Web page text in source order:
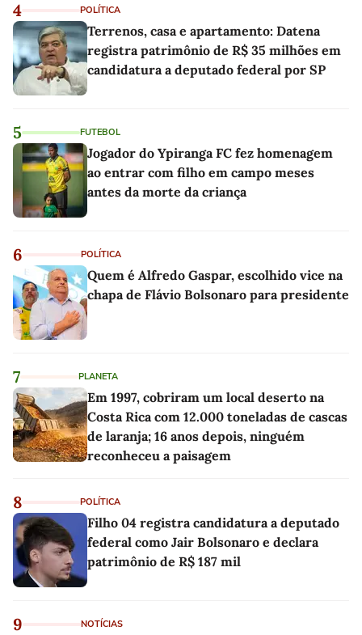
4 POLÍTICA
Terrenos, casa e apartamento: Datena
registra patrimônio de R$ 35 milhões em
candidatura a deputado federal por SP
5 FUTEBOL
Jogador do Ypiranga FC fez homenagem
ao entrar com filho em campo meses
antes da morte da criança
6 POLÍTICA
Quem é Alfredo Gaspar, escolhido vice na
chapa de Flávio Bolsonaro para presidente
7 PLANETA
Em 1997, cobriram um local deserto na
Costa Rica com 12.000 toneladas de cascas
de laranja; 16 anos depois, ninguém
reconheceu a paisagem
8 POLÍTICA
Filho 04 registra candidatura a deputado
federal como Jair Bolsonaro e declara
patrimônio de R$ 187 mil
9 NOTÍCIAS